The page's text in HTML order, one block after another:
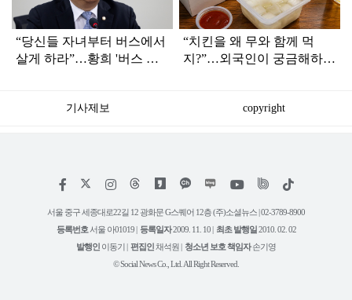
“당신들 자녀부터 버스에서
살게 하라”…황희 '버스 하
“치킨을 왜 무와 함께 먹
지?”…외국인이 궁금해하는
기사제보 copyright
페
스
북
인
타
그
램
위
트
리
유
튜
틱
서울 중구 세종대로22길 12 광화문 G스퀘어 12층 (주)소셜뉴스 | 02-3789-8900
등록번호 서울 아01019 | 등록일자2009. 11. 10 | 최초 발행일2010. 02. 02
발행인 이동기 | 편집인채석원 | 청소년 보호 책임자손기영
© Social News Co., Ltd. All Right Reserved.